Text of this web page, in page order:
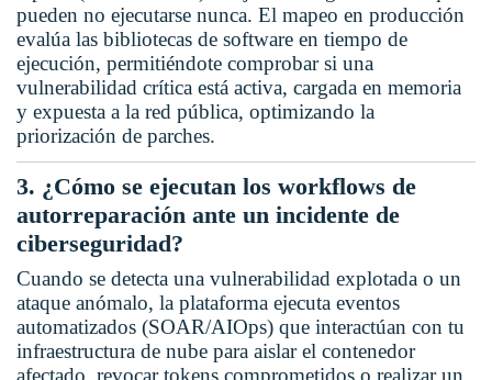
pueden no ejecutarse nunca. El mapeo en producción
evalúa las bibliotecas de software en tiempo de
ejecución, permitiéndote comprobar si una
vulnerabilidad crítica está activa, cargada en memoria
y expuesta a la red pública, optimizando la
priorización de parches.
3. ¿Cómo se ejecutan los workflows de
autorreparación ante un incidente de
ciberseguridad?
Cuando se detecta una vulnerabilidad explotada o un
ataque anómalo, la plataforma ejecuta eventos
automatizados (SOAR/AIOps) que interactúan con tu
infraestructura de nube para aislar el contenedor
afectado, revocar tokens comprometidos o realizar un